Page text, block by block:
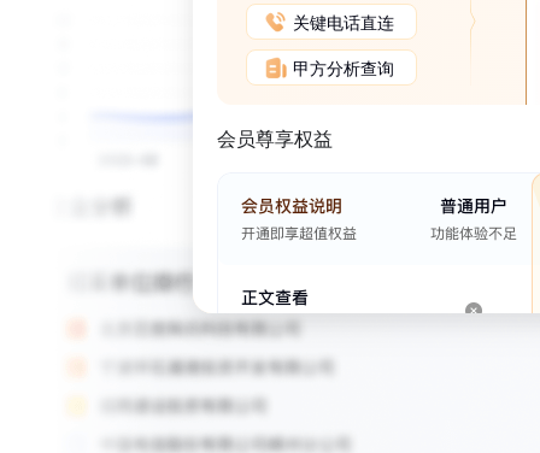
关键电话直连
甲方分析查询
会员尊享权益